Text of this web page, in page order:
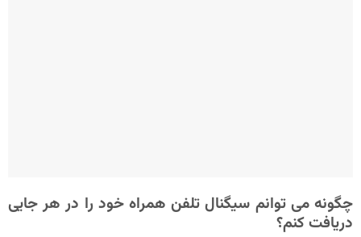
چگونه می توانم سیگنال تلفن همراه خود را در هر جایی
دریافت کنم؟